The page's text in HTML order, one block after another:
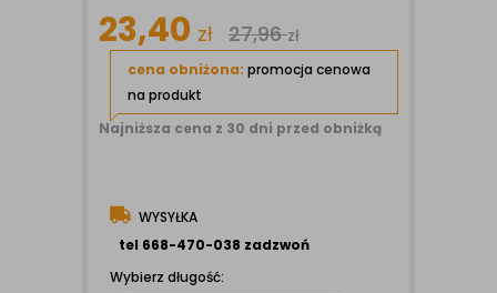
23,40 zł 27,96zł
cena obniżona: promocja cenowa
na produkt
Najniższa cena z 30 dni przed obniżką
WYSYŁKA
tel 668-470-038 zadzwoń
Wybierz długość: